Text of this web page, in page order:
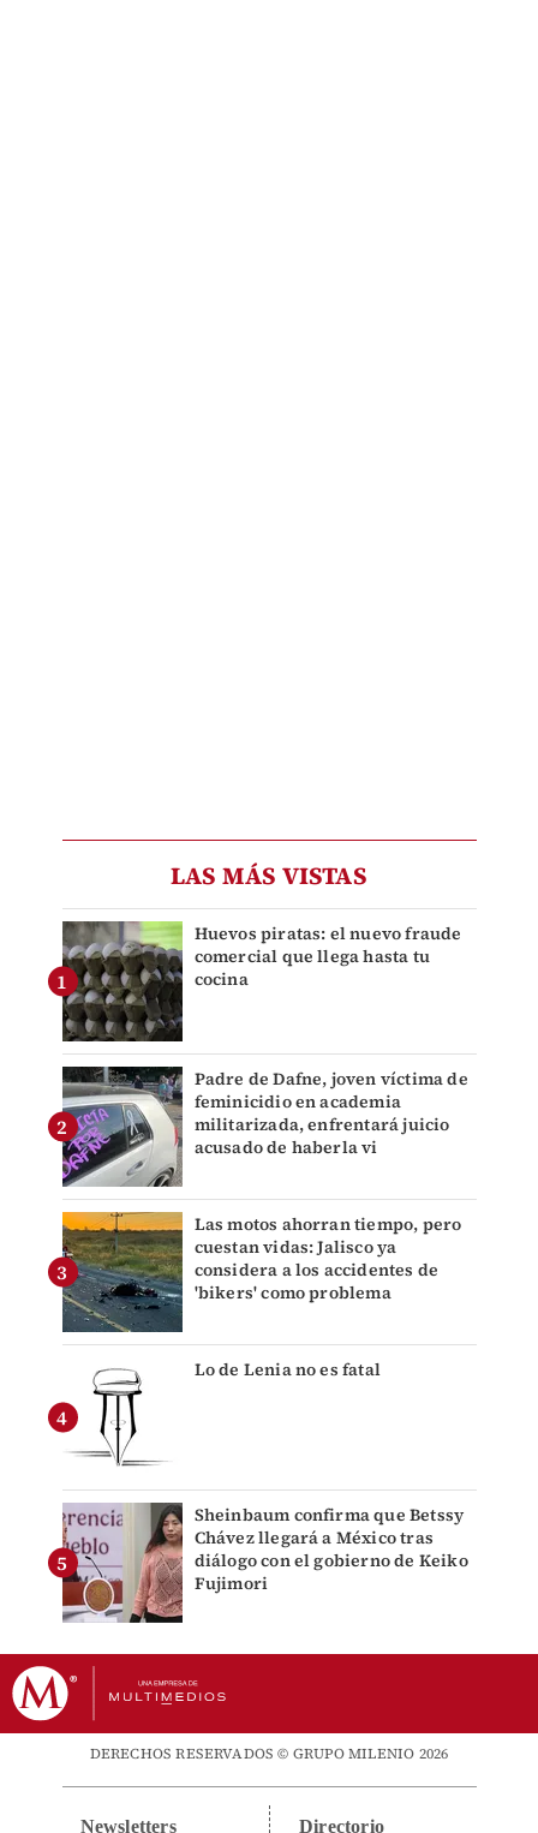
LAS MÁS VISTAS
Huevos piratas: el nuevo fraude
comercial que llega hasta tu
cocina
Padre de Dafne, joven víctima de
feminicidio en academia
militarizada, enfrentará juicio
acusado de haberla vi
Las motos ahorran tiempo, pero
cuestan vidas: Jalisco ya
considera a los accidentes de
'bikers' como problema
Lo de Lenia no es fatal
Sheinbaum confirma que Betssy
Chávez llegará a México tras
diálogo con el gobierno de Keiko
Fujimori
DERECHOS RESERVADOS © GRUPO MILENIO 2026
Newsletters Directorio